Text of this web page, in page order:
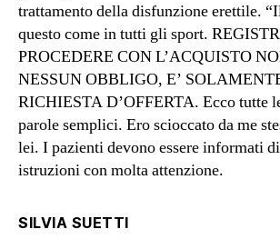
trattamento della disfunzione erettile.
questo come in tutti gli sport.
PROCEDERE CON L’ACQUISTO
NESSUN OBBLIGO, E’
RICHIESTA D’OFFERTA. Ecco tutte
parole semplici. Ero scioccato da me
lei. I pazienti devono essere informati
istruzioni con molta attenzione.
SILVIA SUETTI